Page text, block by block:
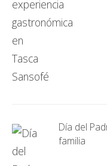
Día del
familia